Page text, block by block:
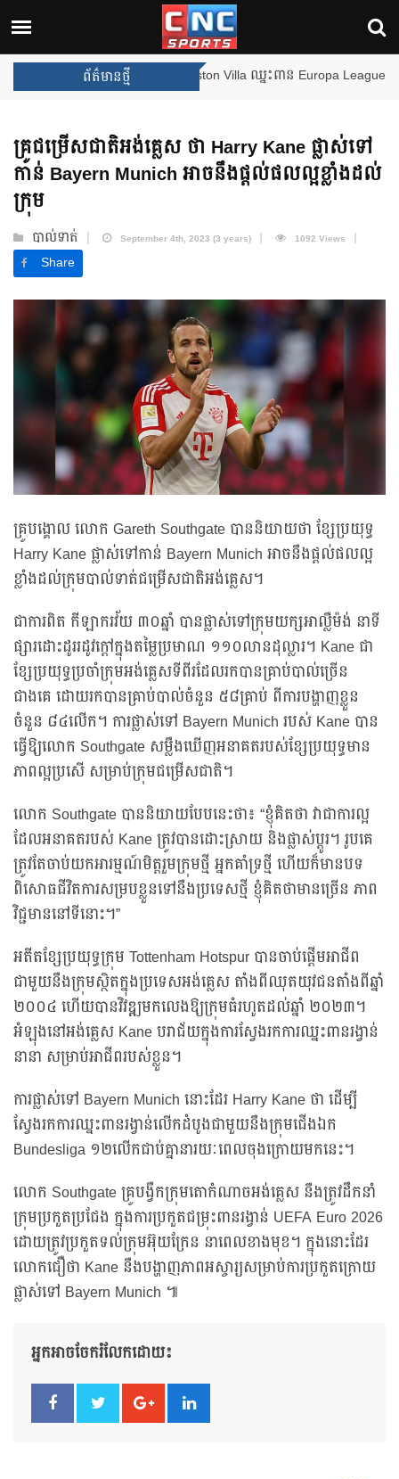
ព័ត៌មានថ្មី
ឈ្នះពានរង្វាន់បន្ថែមទៀត បន្ទាប់ពី Aston Villa ឈ្នះពាន Europa League
គ្រូជម្រើសជាតិអង់គ្លេស ថា Harry Kane ផ្លាស់ទៅ
កាន់ Bayern Munich អាចនឹងផ្តល់ផលល្អខ្លាំងដល់
ក្រុម
បាល់ទាត់ September 4th, 2023 (3 years) 1092 Views
Share
គ្រូបង្គោល លោក Gareth Southgate បាននិយាយថា ខ្សែប្រយុទ្ធ
Harry Kane ផ្លាស់ទៅកាន់ Bayern Munich អាចនឹងផ្តល់ផលល្អ
ខ្លាំងដល់ក្រុមបាល់ទាត់ជម្រើសជាតិអង់គ្លេស។
ជាការពិត កីឡាករវ័យ ៣០ឆ្នាំ បានផ្លាស់ទៅក្រុមយក្សអាល្លឺម៉ង់ នាទី
ផ្សារដោះដូររដូវក្តៅក្នុងតម្លៃប្រមាណ ១១០លានដុល្លារ។ Kane ជា
ខ្សែប្រយុទ្ធប្រចាំក្រុមអង់គ្លេសទីពីរដែលរកបានគ្រាប់បាល់ច្រើន
ជាងគេ ដោយរកបានគ្រាប់បាល់ចំនួន ៥៨គ្រាប់ ពីការបង្ហាញខ្លួន
ចំនួន ៨៤លើក។ ការផ្លាស់ទៅ Bayern Munich របស់ Kane បាន
ធ្វើឱ្យលោក Southgate សម្លឹងឃើញអនាគតរបស់ខ្សែប្រយុទ្ធមាន
ភាពល្អប្រសើ សម្រាប់ក្រុមជម្រើសជាតិ។
លោក Southgate បាននិយាយបែបនេះថា៖ “ខ្ញុំគិតថា វាជាការល្អ
ដែលអនាគតរបស់ Kane ត្រូវបានដោះស្រាយ និងផ្លាស់ប្តូរ។ រូបគេ
ត្រូវតែចាប់យកអារម្មណ៍មិត្តរួមក្រុមថ្មី អ្នកគាំទ្រថ្មី ហើយក៏មានបទ
ពិសោធជីវិតការសម្របខ្លួនទៅនឹងប្រទេសថ្មី ខ្ញុំគិតថាមានច្រើន ភាព
វិជ្ជមាននៅទីនោះ។”
អតីតខ្សែប្រយុទ្ធក្រុម Tottenham Hotspur បានចាប់ផ្តើមអាជីព
ជាមួយនឹងក្រុមស្ថិតក្នុងប្រទេសអង់គ្លេស តាំងពីឈុតយុវជនតាំងពីឆ្នាំ
២០០៤ ហើយបានវិវឌ្ឍមកលេងឱ្យក្រុមធំរហូតដល់ឆ្នាំ ២០២៣។
អំឡុងនៅអង់គ្លេស Kane បរាជ័យក្នុងការស្វែងរកការឈ្នះពានរង្វាន់
នានា សម្រាប់អាជីពរបស់ខ្លួន។
ការផ្លាស់ទៅ Bayern Munich នោះដែរ Harry Kane ថា ដើម្បី
ស្វែងរកការឈ្នះពានរង្វាន់លើកដំបូងជាមួយនឹងក្រុមជើងឯក
Bundesliga ១២លើកជាប់គ្នានារយៈពេលចុងក្រោយមកនេះ។
លោក Southgate គ្រូបង្វឹកក្រុមតោកំណាចអង់គ្លេស នឹងត្រូវដឹកនាំ
ក្រុមប្រកួតប្រជែង ក្នុងការប្រកួតជម្រុះពានរង្វាន់ UEFA Euro 2026
ដោយត្រូវប្រកួតទល់ក្រុមអ៊ុយក្រែន នាពេលខាងមុខ។ ក្នុងនោះដែរ
លោកជឿថា Kane នឹងបង្ហាញភាពអស្ចារ្យសម្រាប់ការប្រកួតក្រោយ
ផ្លាស់ទៅ Bayern Munich ៕
អ្នកអាចចែករំលែកដោយ៖